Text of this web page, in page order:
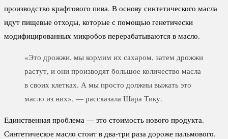
производство крафтового пива. В основу синтетического масла
идут пищевые отходы, которые с помощью генетически
модифицированных микробов перерабатываются в масло.
«Это дрожжи, мы кормим их сахаром, затем дрожжи
растут, и они производят большое количество масла
в своих клетках. А мы просто должны выжать это
масло из них», — рассказала Шара Тику.
Единственная проблема — это стоимость нового продукта.
Синтетическое масло стоит в два-три раза дороже пальмового.